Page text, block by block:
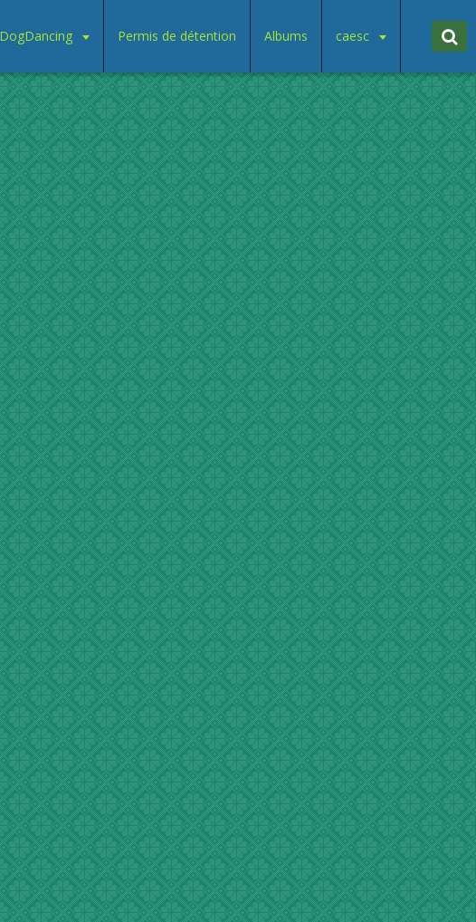
DogDancing Permis de détention Albums caesc